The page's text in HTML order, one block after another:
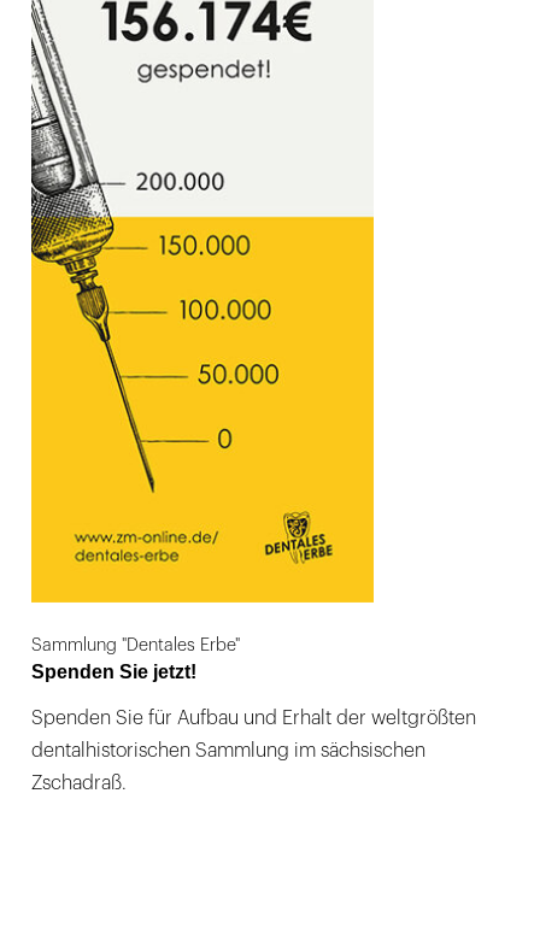
Sammlung "Dentales Erbe"
Spenden Sie jetzt!
Spenden Sie für Aufbau und Erhalt der weltgrößten
dentalhistorischen Sammlung im sächsischen
Zschadraß.